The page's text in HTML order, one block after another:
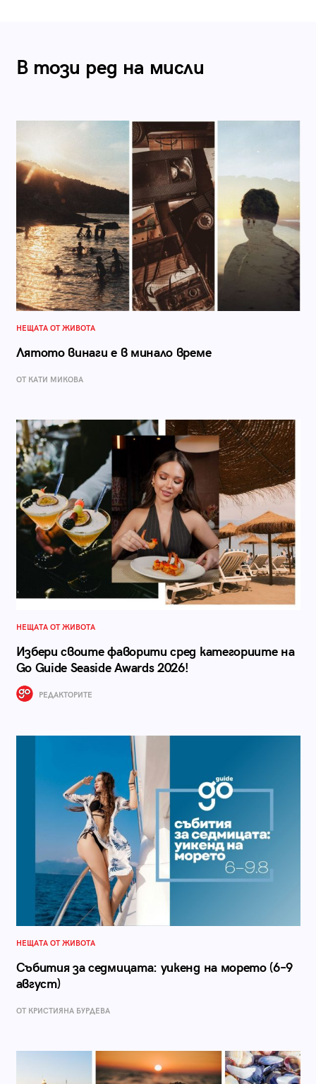
В този ред на мисли
НЕЩАТА ОТ ЖИВОТА
Лятото винаги е в минало време
ОТ КАТИ МИКОВА
НЕЩАТА ОТ ЖИВОТА
Избери своите фаворити сред категориите на
Go Guide Seaside Awards 2026!
РЕДАКТОРИТЕ
НЕЩАТА ОТ ЖИВОТА
Събития за седмицата: уикенд на морето (6–9
август)
ОТ КРИСТИЯНА БУРДЕВА